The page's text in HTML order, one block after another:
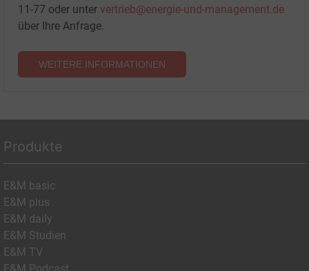
11-77 oder unter vertrieb@energie-und-management.de
über Ihre Anfrage.
WEITERE INFORMATIONEN
Produkte
E&M basic
E&M plus
E&M daily
E&M Studien
E&M TV